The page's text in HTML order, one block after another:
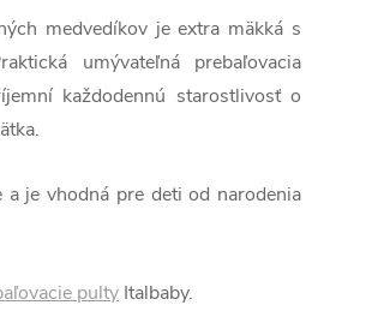
medvedíkov je extra mäkká s
umývateľná prebaľovacia
každodennú starostlivosť o
je vhodná pre deti od narodenia
pulty Italbaby.